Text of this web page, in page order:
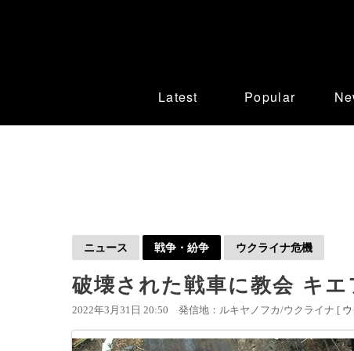
Latest Popular
ニュース 戦争・紛争 ウクライナ危機
破壊された戦車に教会 キ
2022年3月31日 20:50 発信地：ルキヤノフカ/ウクライナ [